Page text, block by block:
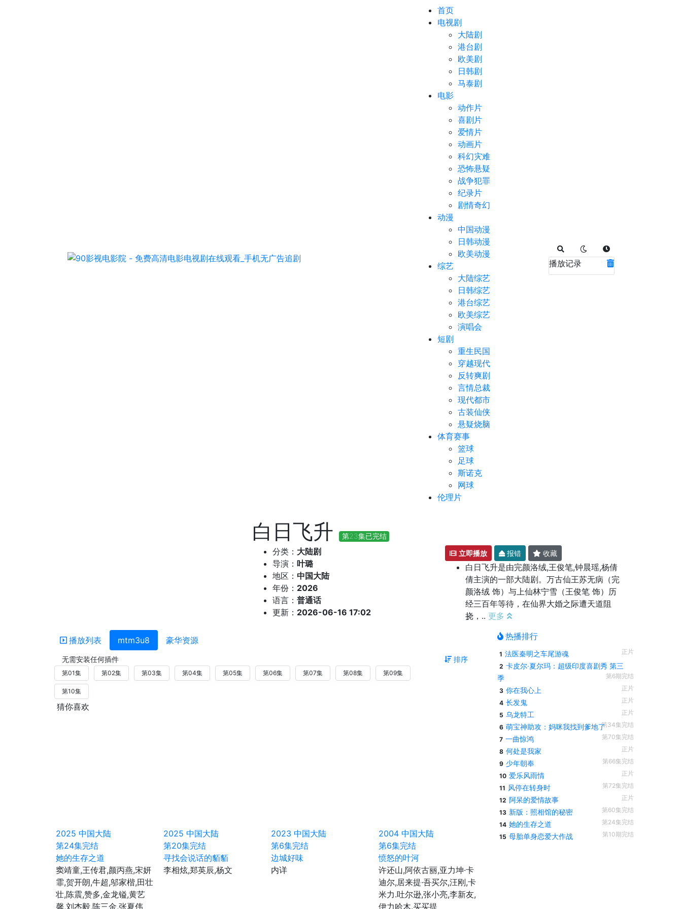
首页
电视剧
大陆剧
港台剧
欧美剧
日韩剧
马泰剧
电影
动作片
喜剧片
爱情片
动画片
科幻灾难
恐怖悬疑
战争犯罪
纪录片
剧情奇幻
动漫
中国动漫
日韩动漫
欧美动漫
综艺
大陆综艺
日韩综艺
港台综艺
欧美综艺
演唱会
短剧
重生民国
穿越现代
反转爽剧
言情总裁
现代都市
古装仙侠
悬疑烧脑
体育赛事
篮球
足球
斯诺克
网球
伦理片
播放记录
白日飞升 第23集已完结
分类： 大陆剧
导演： 叶璐
地区： 中国大陆
年份： 2026
语言： 普通话
更新： 2026-06-16 17:02
立即播放 报错 收藏
白日飞升是由完颜洛绒,王俊笔,钟晨瑶,杨倩
倩主演的一部大陆剧。万古仙王苏无病（完
颜洛绒 饰）与上仙林宁雪（王俊笔 饰）历
经三百年等待，在仙界大婚之际遭天道阻
挠，.. 更多
播放列表 mtm3u8 豪华资源
无需安装任何插件 排序
第01集 第02集 第03集 第04集 第05集 第06集 第07集 第08集 第09集
第10集
猜你喜欢
2025 中国大陆
第24集完结
她的生存之道
窦靖童,王传君,颜丙燕,宋妍
霏,贺开朗,牛超,邬家楷,田壮
壮,陈震,赞多,金龙镒,黄艺
馨,刘杰毅,陈三金,张夏伟
2025 中国大陆
第20集完结
寻找会说话的貊貊
李相炫,郑英辰,杨文
2023 中国大陆
第6集完结
边城好味
内详
2004 中国大陆
第6集完结
愤怒的叶河
许还山,阿依古丽,亚力坤·卡
迪尔,居来提·吾买尔,汪刚,卡
米力.吐尔逊,张小亮,李新友,
伊力哈木.买买提
热播排行
1 法医秦明之车尾游魂
正片
2 卡皮尔·夏尔玛：超级印度喜剧秀 第三
季
第6期完结
3 你在我心上
正片
4 长发鬼
正片
5 乌龙特工
正片
6 萌宝神助攻：妈咪我找到爹地了第34集完结
7 一曲惊鸿
第70集完结
8 何处是我家
正片
9 少年朝奉
第66集完结
10 爱乐风雨情
正片
11 风停在转身时
第72集完结
12 阿呆的爱情故事
正片
13 新版：照相馆的秘密
第60集完结
14 她的生存之道
第24集完结
15 母胎单身恋爱大作战 第10期完结